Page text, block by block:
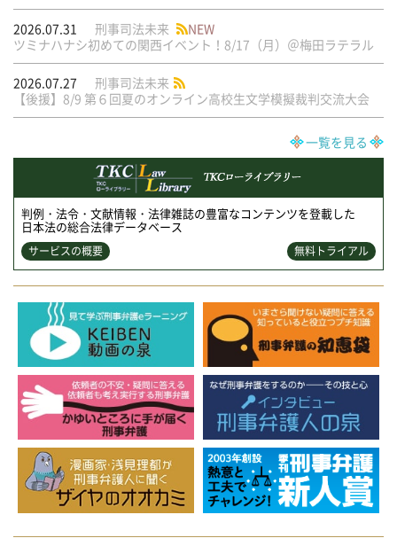
2026.07.31 刑事司法未来
NEW
ツミナハナシ初めての関西イベント！8/17（月）＠梅田ラテラル
2026.07.27
刑事司法未来
【後援】8/9 第６回夏のオンライン高校生文学模擬裁判交流大会
一覧を見る
判例・法令・文献情報・法律雑誌の豊富なコンテンツを登載した
日本法の総合法律データベース
サービスの概要 無料トライアル